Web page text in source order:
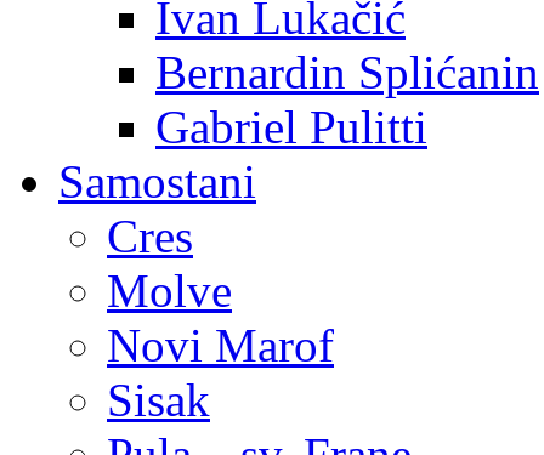
Ivan Lukačić
Bernardin Splićanin
Gabriel Pulitti
Samostani
Cres
Molve
Novi Marof
Sisak